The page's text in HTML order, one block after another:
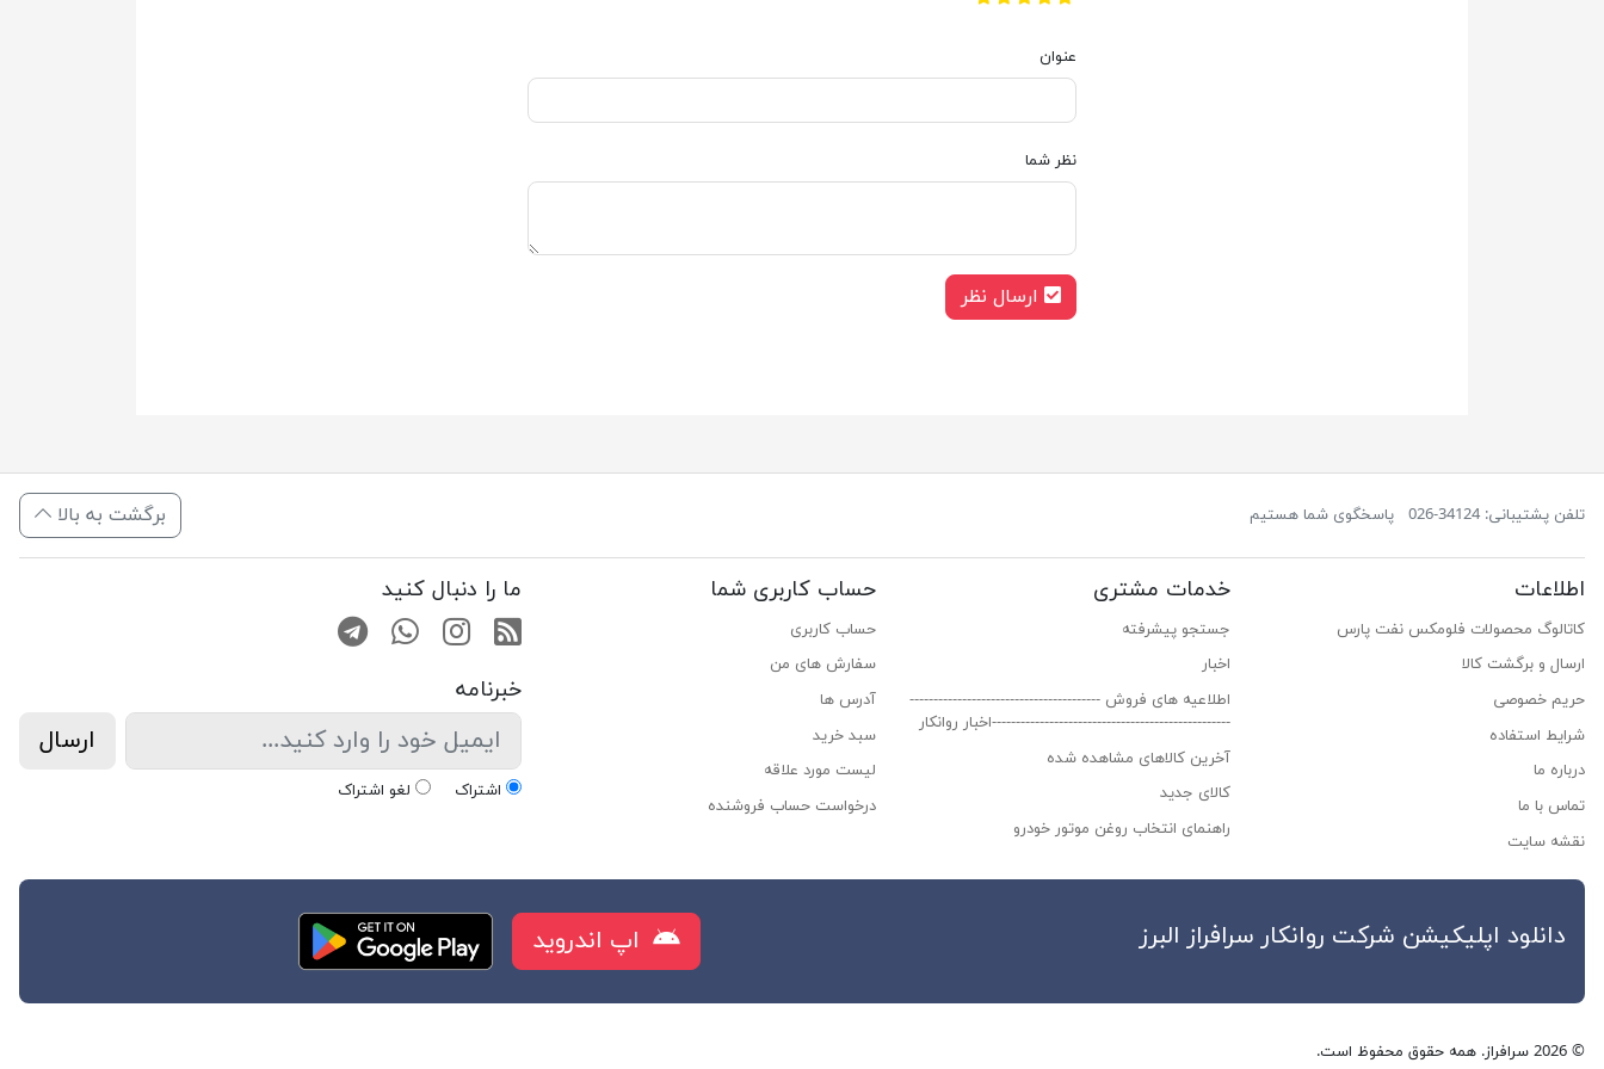
عنوان
نظر شما
ارسال نظر
تلفن پشتیبانی: 34124-026 پاسخگوی شما هستیم برگشت به بالا
اطلاعات
کاتالوگ محصولات فلومکس نفت پارس
ارسال و برگشت کالا
حریم خصوصی
شرایط استفاده
درباره ما
تماس با ما
نقشه سایت
خدمات مشتری
جستجو پیشرفته
اخبار
اطلاعیه های فروش ----------------------------------------
--------------------------------------------------اخبار روانکار
آخرین کالاهای مشاهده شده
کالای جدید
راهنمای انتخاب روغن موتور خودرو
حساب کاربری شما
حساب کاربری
سفارش های من‎
آدرس ها
سبد خرید
لیست مورد علاقه
درخواست حساب فروشنده
ما را دنبال کنید
RSS صفحه اینستاگرام
تماس با واتس اپ
کانال تلگرام
خبرنامه
ارسال
اشتراک لغو اشتراک
دانلود اپلیکیشن شرکت روانکار سرافراز البرز اپ اندروید
© 2026 سرافراز. همه حقوق محفوظ است.